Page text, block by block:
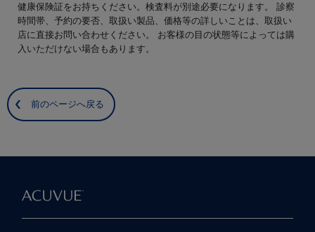
健康保険証をお持ちください。検査料が別途必要になります。 診察
時間帯、予約の要否、取扱い製品、価格等の詳しいことは、取扱い
店に直接お問い合わせください。 お客様の目の状態等によっては購
入いただけない場合もあります。
前のページへ戻る